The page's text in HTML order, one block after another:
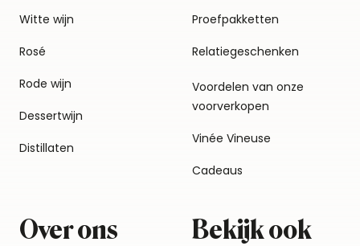
Witte wijn
Rosé
Rode wijn
Dessertwijn
Distillaten
Proefpakketten
Relatiegeschenken
Voordelen van onze
voorverkopen
Vinée Vineuse
Cadeaus
Over ons Bekijk ook